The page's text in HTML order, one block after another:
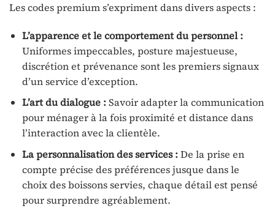
Les codes premium s’expriment dans divers aspects :
L’apparence et le comportement du personnel :
Uniformes impeccables, posture majestueuse,
discrétion et prévenance sont les premiers signaux
d’un service d’exception.
L’art du dialogue :Savoir adapter la communication
pour ménager à la fois proximité et distance dans
l’interaction avec la clientèle.
La personnalisation des services :De la prise en
compte précise des préférences jusque dans le
choix des boissons servies, chaque détail est pensé
pour surprendre agréablement.